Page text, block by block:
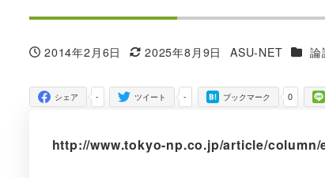
投稿日
2014年2月6日
更新日
2025年8月9日
著
ASU-NET カテ論
-
シェア -
ツイート 0
ブックマーク
http://www.tokyo-np.co.jp/article/column/